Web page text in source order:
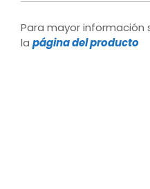
Para mayor
la página del producto